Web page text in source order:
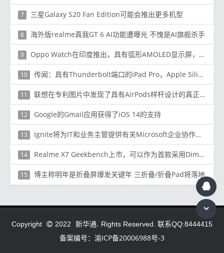
7 三星Galaxy S20 Fan Edition可能会推出更多机型
8 海外版realme真我GT 6 AI功能遭曝光 不愧是AI旗舰杀手
9 Oppo Watch在印度推出，具有弧形AMOLED显示屏，续航时间长达21天
10 传闻：具有Thunderbolt端口的iPad Pro，Apple Silicon iMac正在开发中
11 联想在专利图片中发现了具有AirPods样杆设计的真正无线耳塞
12 Google的Gmail应用获得了iOS 14的支持
13 Ignite将为IT和业务主管提供有关Microsoft企业协作平台发展方向的第一眼信息
14 Realme X7 Geekbench上市，可以作为首款采用Dimensity 800U的智能手机首次亮相
15 博主称明年是折叠屏爆发关键年 三折叠/折叠Pad将落地
Copyright 2022 新华通. Rights Reserved. 联系QQ:8444415
备案编号：渝ICP备20006988号-3